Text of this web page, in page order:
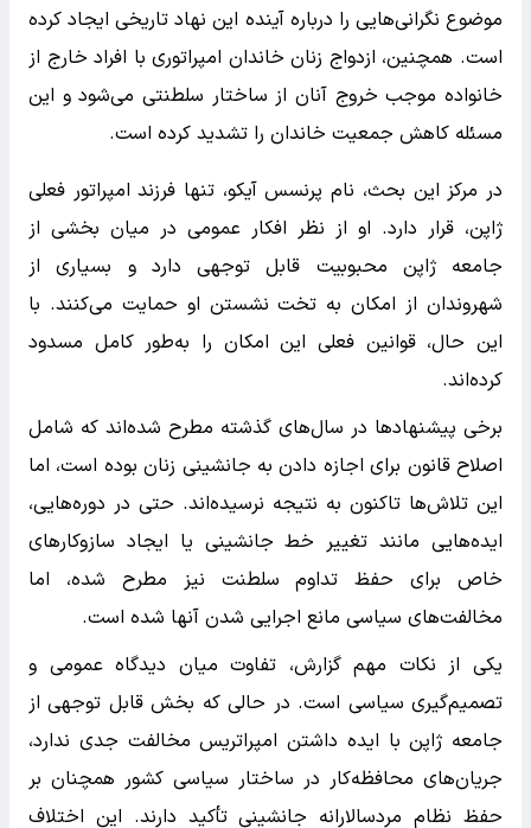
موضوع نگرانی‌هایی را درباره آینده این نهاد تاریخی ایجاد کرده
است. همچنین، ازدواج زنان خاندان امپراتوری با افراد خارج از
خانواده موجب خروج آنان از ساختار سلطنتی می‌شود و این
مسئله کاهش جمعیت خاندان را تشدید کرده است.
در مرکز این بحث، نام پرنسس آیکو، تنها فرزند امپراتور فعلی
ژاپن، قرار دارد. او از نظر افکار عمومی در میان بخشی از
جامعه ژاپن محبوبیت قابل توجهی دارد و بسیاری از
شهروندان از امکان به تخت نشستن او حمایت می‌کنند. با
این حال، قوانین فعلی این امکان را به‌طور کامل مسدود
کرده‌اند.
برخی پیشنهادها در سال‌های گذشته مطرح شده‌اند که شامل
اصلاح قانون برای اجازه دادن به جانشینی زنان بوده است، اما
این تلاش‌ها تاکنون به نتیجه نرسیده‌اند. حتی در دوره‌هایی،
ایده‌هایی مانند تغییر خط جانشینی یا ایجاد سازوکارهای
خاص برای حفظ تداوم سلطنت نیز مطرح شده، اما
مخالفت‌های سیاسی مانع اجرایی شدن آنها شده است.
یکی از نکات مهم گزارش، تفاوت میان دیدگاه عمومی و
تصمیم‌گیری سیاسی است. در حالی که بخش قابل توجهی از
جامعه ژاپن با ایده داشتن امپراتریس مخالفت جدی ندارد،
جریان‌های محافظه‌کار در ساختار سیاسی کشور همچنان بر
حفظ نظام مردسالارانه جانشینی تأکید دارند. این اختلاف